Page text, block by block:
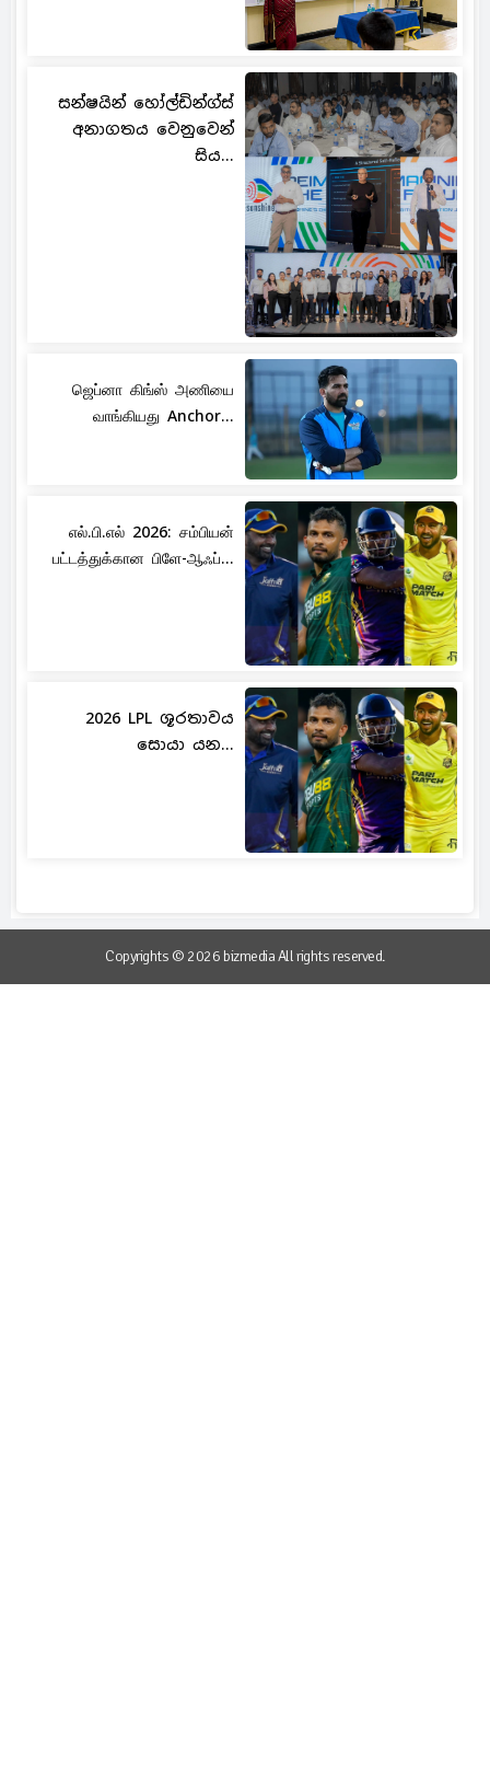
සන්ෂයින් හෝල්ඩින්ග්ස්
අනාගතය වෙනුවෙන්
සිය...
ஜெப்னா கிங்ஸ் அணியை
வாங்கியது Anchor...
எல்.பி.எல் 2026: சம்பியன்
பட்டத்துக்கான பிளே-ஆஃப்...
2026 LPL ශූරතාවය
සොයා යන...
Copyrights © 2026 bizmedia All rights reserved.